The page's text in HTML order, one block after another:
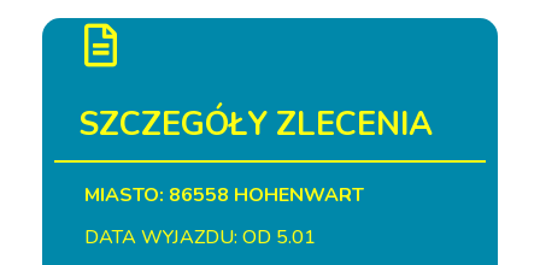
SZCZEGÓŁY ZLECENIA
MIASTO: 86558 HOHENWART
DATA WYJAZDU: OD 5.01